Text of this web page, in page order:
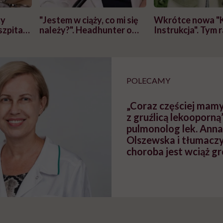
"Jestem w ciąży, co mi się
należy?". Headhunter o
Wkrótce nowa
Instrukcja". Tym
POLECAMY
„Coraz częściej
z gruźlicą
pulmonolog lek.
Olszewska i
choroba jest wciąż